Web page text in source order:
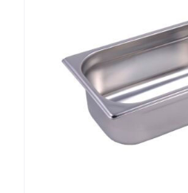
Food Service y Vending
91 629 17 10